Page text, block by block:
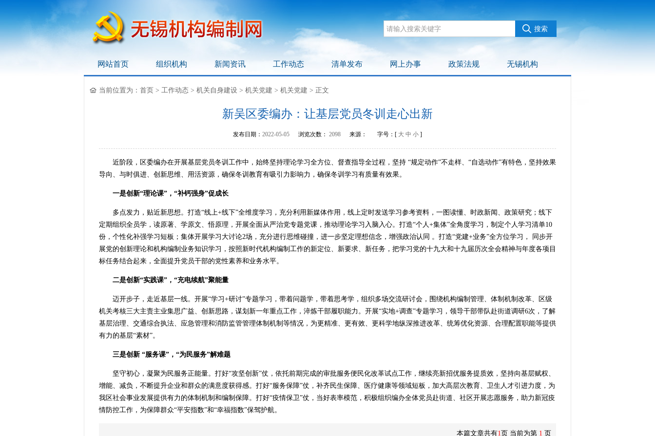
网站首页 组织机构 新闻资讯 工作动态 清单发布 网上办事 政策法规 无锡机构
当前位置为： 首页 > 工作动态 > 机关自身建设 > 机关党建 > 机关党建 > 正文
新吴区委编办：让基层党员冬训走心出新
发布日期： 2022-05-05 浏览次数： 2098 来源： 字号：[ 大 中 小 ]
近阶段，区委编办在开展基层党员冬训工作中，始终坚持理论学习全方位、督查指导全过程，坚持 “规定动作”不走样、“自选动作”有特色，坚持效果
导向、与时俱进、创新思维、用活资源，确保冬训教育有吸引力影响力，确保冬训学习有质量有效果。
一是创新“理论课”，“补钙强身”促成长
多点发力，贴近新思想。打造“线上+线下”全维度学习，充分利用新媒体作用，线上定时发送学习参考资料，一图读懂、时政新闻、政策研究；线下
定期组织全员学，读原著、学原文、悟原理，开展全面从严治党专题党课，推动理论学习入脑入心。打造“个人+集体”全角度学习，制定个人学习清单10
份，个性化补强学习短板；集体开展学习大讨论2场，充分进行思维碰撞，进一步坚定理想信念，增强政治认同 。打造“党建+业务”全方位学习， 同步开
展党的创新理论和机构编制业务知识学习，按照新时代机构编制工作的新定位、新要求、新任务，把学习党的十九大和十九届历次全会精神与年度各项目
标任务结合起来，全面提升党员干部的党性素养和业务水平。
二是创新“实践课”，“充电续航”聚能量
迈开步子，走近基层一线。开展“学习+研讨”专题学习，带着问题学，带着思考学，组织多场交流研讨会，围绕机构编制管理、体制机制改革、区级
机关考核三大主责主业集思广益、创新思路，谋划新一年重点工作，淬炼干部履职能力。开展“实地+调查”专题学习，领导干部带队赴街道调研6次，了解
基层治理、交通综合执法、应急管理和消防监管管理体制机制等情况，为更精准、更有效、更科学地纵深推进改革、统筹优化资源、合理配置职能等提供
有力的基层“素材”。
三是创新 “服务课”，“为民服务”解难题
坚守初心，凝聚为民服务正能量。打好“攻坚创新”仗，依托前期完成的审批服务便民化改革试点工作，继续亮新招优服务提质效，坚持向基层赋权、
增能、减负，不断提升企业和群众的满意度获得感。打好“服务保障”仗，补齐民生保障、医疗健康等领域短板，加大高层次教育、卫生人才引进力度，为
我区社会事业发展提供有力的体制机制和编制保障。打好“疫情保卫”仗，当好表率模范，积极组织编办全体党员赴街道、社区开展志愿服务，助力新冠疫
情防控工作，为保障群众“平安指数”和“幸福指数”保驾护航。
本篇文章共有1页 当前为第 1 页